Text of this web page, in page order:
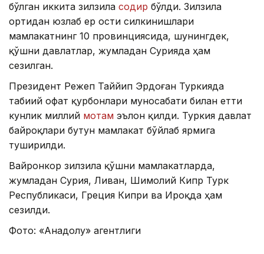
бўлган иккита зилзила содир бўлди. Зилзила
ортидан юзлаб ер ости силкинишлари
мамлакатнинг 10 провинциясида, шунингдек,
қўшни давлатлар, жумладан Сурияда ҳам
сезилган.
Президент Режеп Таййип Эрдоған Туркияда
табиий офат қурбонлари муносабати билан етти
кунлик миллий мотам эълон қилди. Туркия давлат
байроқлари бутун мамлакат бўйлаб ярмига
туширилди.
Вайронкор зилзила қўшни мамлакатларда,
жумладан Сурия, Ливан, Шимолий Кипр Турк
Республикаси, Греция Кипри ва Ироқда ҳам
сезилди.
Фото: «Анадолу» агентлиги